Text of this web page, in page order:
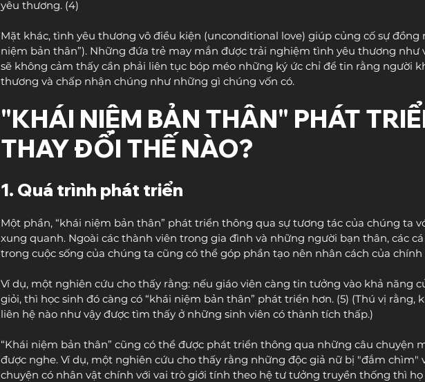
yêu thương. (4)
Mặt khác, tình yêu thương vô điều kiện (unconditional love) giúp củng cố sự đồng
niệm bản thân”). Những đứa trẻ may mắn được trải nghiệm tình yêu thương như
sẽ không cảm thấy cần phải liên tục bóp méo những ký ức chỉ để tin rằng người
thương và chấp nhận chúng như những gì chúng vốn có.
"KHÁI NIỆM BẢN THÂN" PHÁT
THAY ĐỔI THẾ NÀO?
1. Quá trình phát triển
Một phần, “khái niệm bản thân” phát triển thông qua sự tương tác của chúng ta
xung quanh. Ngoài các thành viên trong gia đình và những người bạn thân, các
trong cuộc sống của chúng ta cũng có thể góp phần tạo nên nhân cách của
Ví dụ, một nghiên cứu cho thấy rằng: nếu giáo viên càng tin tưởng vào khả năng
giỏi, thì học sinh đó càng có “khái niệm bản thân” phát triển hơn. (5) (Thú vị rằng,
liên hệ nào như vậy được tìm thấy ở những sinh viên có thành tích thấp.)
“Khái niệm bản thân” cũng có thể được phát triển thông qua những câu chuyện
được nghe. Ví dụ, một nghiên cứu cho thấy rằng những độc giả nữ bị "đắm chìm"
chuyện có nhân vật chính với vai trò giới tính theo hệ tư tưởng truyền thống thì họ